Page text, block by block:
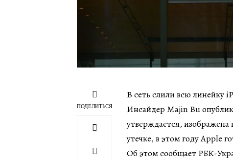
ПОДЕЛИТЬСЯ
В сеть слили всю линейку
Инсайдер Majin Bu
утверждается,
утечке, в этом году Apple
Об этом сообщает РБК-